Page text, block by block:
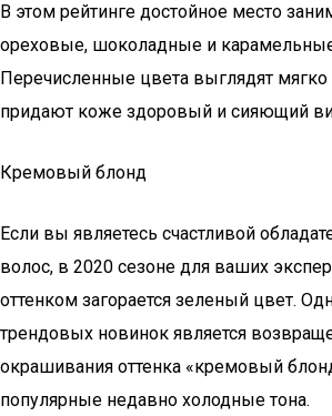
В этом рейтинге достойное место
ореховые, шоколадные и
Перечисленные цвета выглядят
придают коже здоровый и сияющий
Кремовый блонд
Если вы являетесь счастливой
волос, в 2020 сезоне для ваших
оттенком загорается зеленый цвет.
трендовых новинок является
окрашивания оттенка «кремовый
популярные недавно холодные тона.